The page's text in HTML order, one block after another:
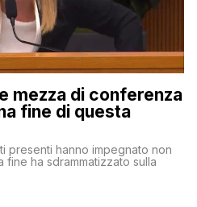
mezza di conferenza
fine di questa
presenti hanno impegnato non
ha sdrammatizzato sulla